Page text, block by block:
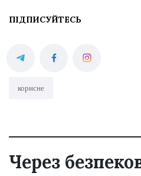
ПІДПИСУЙТЕСЬ
корисне
Через